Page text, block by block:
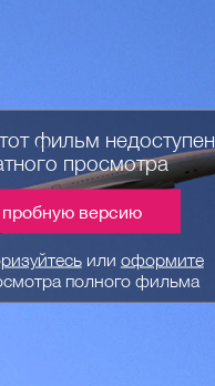
фильм недоступен
просмотра
пробную версию
или оформите
полного фильма